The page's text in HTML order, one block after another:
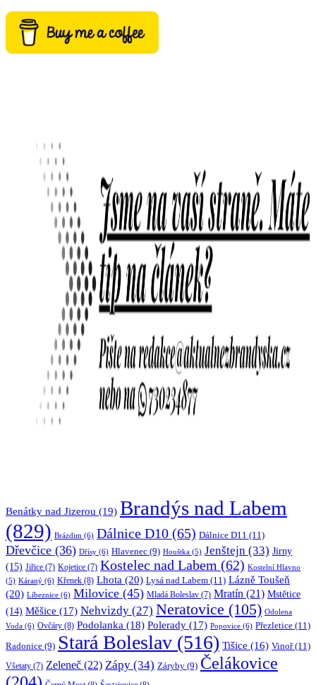
Benátky nad Jizerou (19) Brandýs nad Labem
(829) Brázdim (6) Dálnice D10 (65) Dálnice D11 (11)
Dřevčice (36) Dřísy (6) Hlavenec (9) Houštka (5) Jenštejn (33) Jirny
(15) Jiřice (7) Kojetice (7) Kostelec nad Labem (62) Kostelní Hlavno
(5) Káraný (6) Křenek (8) Lhota (20) Lysá nad Labem (11) Lázně Toušeň
(20) Líbeznice (6) Milovice (45) Mladá Boleslav (7) Mratín (21) Mstětice
(14) Měšice (17) Nehvizdy (27) Neratovice (105) Odolena
Voda (6) Ovčáry (8) Podolanka (18) Polerady (17) Popovice (6) Přezletice (11)
Radonice (9) Stará Boleslav (516) Tišice (16) Vinoř(11)
Všetaty (7) Zeleneč (22) Zápy (34) Záryby (9) Čelákovice